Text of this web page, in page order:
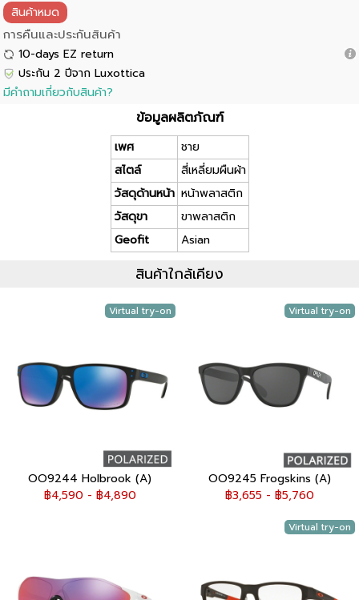
สินค้าหมด
การคืนและประกันสินค้า
10-days EZ return
ประกัน 2 ปีจาก Luxottica
มีคำถามเกี่ยวกับสินค้า?
ข้อมูลผลิตภัณฑ์
เพศ
ชาย
สไตล์
สี่เหลี่ยมผืนผ้า
วัสดุด้านหน้า หน้าพลาสติก
วัสดุขา
ขาพลาสติก
Geofit
Asian
สินค้าใกล้เคียง
OO9244 Holbrook (A)
฿4,590 - ฿4,890
Virtual try-on
OO9245 Frogskins (A)
฿3,655 - ฿5,760
Virtual try-on
Virtual try-on